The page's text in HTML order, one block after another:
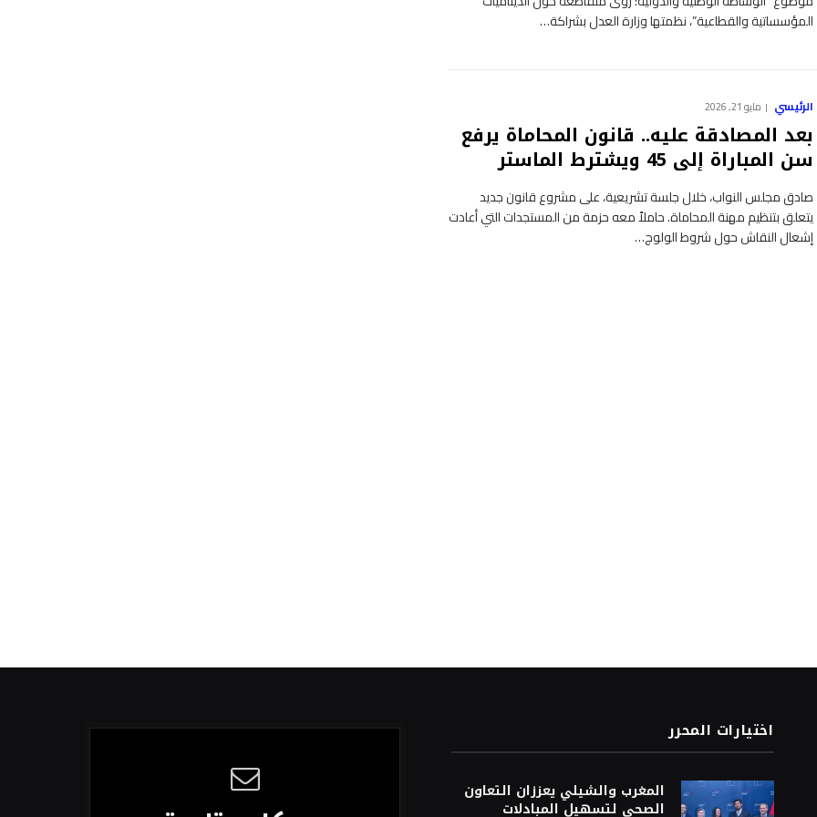
المؤسساتية والقطاعية”، نظمتها وزارة العدل بشراكة…
الرئيسي مايو 21, 2026
بعد المصادقة عليه.. قانون المحاماة يرفع
سن المباراة إلى 45 ويشترط الماستر
صادق مجلس النواب، خلال جلسة تشريعية، على مشروع قانون جديد
يتعلق بتنظيم مهنة المحاماة. حاملاً معه حزمة من المستجدات التي أعادت
إشعال النقاش حول شروط الولوج…
اختيارات المحرر
المغرب والشيلي يعززان التعاون
الصحي لتسهيل المبادلات